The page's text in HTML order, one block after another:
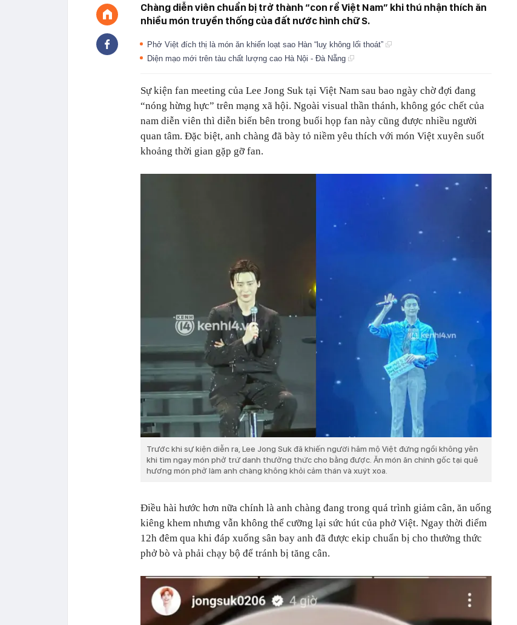
Chàng diễn viên chuẩn bị trở thành “con rể Việt Nam” khi thú nhận thích ăn
nhiều món truyền thống của đất nước hình chữ S.
Phở Việt đích thị là món ăn khiến loạt sao Hàn “luỵ không lối thoát”
Diện mạo mới trên tàu chất lượng cao Hà Nội - Đà Nẵng
Sự kiện fan meeting của Lee Jong Suk tại Việt Nam sau bao ngày chờ đợi đang
“nóng hừng hực” trên mạng xã hội. Ngoài visual thần thánh, không góc chết của
nam diễn viên thì diễn biến bên trong buổi họp fan này cũng được nhiều người
quan tâm. Đặc biệt, anh chàng đã bày tỏ niềm yêu thích với món Việt xuyên suốt
khoảng thời gian gặp gỡ fan.
Trước khi sự kiện diễn ra, Lee Jong Suk đã khiến người hâm mộ Việt đứng ngồi không yên
khi tìm ngay món phở trứ danh thưởng thức cho bằng được. Ăn món ăn chính gốc tại quê
hương món phở làm anh chàng không khỏi cảm thán và xuýt xoa.
Điều hài hước hơn nữa chính là anh chàng đang trong quá trình giảm cân, ăn uống
kiêng khem nhưng vẫn không thể cưỡng lại sức hút của phở Việt. Ngay thời điểm
12h đêm qua khi đáp xuống sân bay anh đã được ekip chuẩn bị cho thưởng thức
phở bò và phải chạy bộ để tránh bị tăng cân.